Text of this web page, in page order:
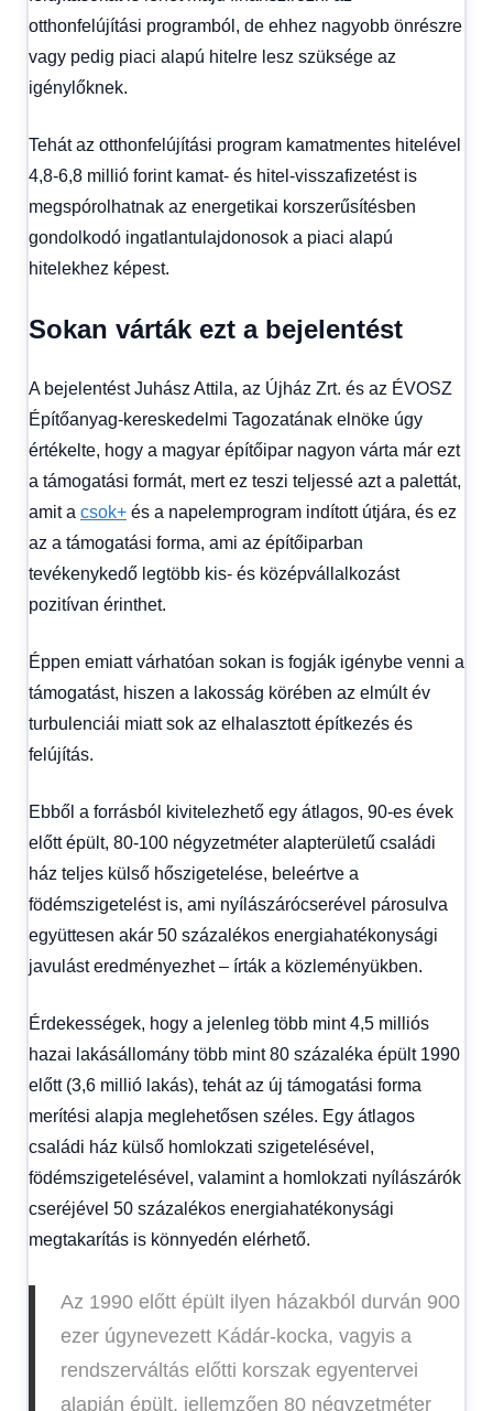
otthonfelújítási programból, de ehhez nagyobb önrészre
vagy pedig piaci alapú hitelre lesz szüksége az
igénylőknek.
Tehát az otthonfelújítási program kamatmentes hitelével
4,8-6,8 millió forint kamat- és hitel-visszafizetést is
megspórolhatnak az energetikai korszerűsítésben
gondolkodó ingatlantulajdonosok a piaci alapú
hitelekhez képest.
Sokan várták ezt a bejelentést
A bejelentést Juhász Attila, az Újház Zrt. és az ÉVOSZ
Építőanyag-kereskedelmi Tagozatának elnöke úgy
értékelte, hogy a magyar építőipar nagyon várta már ezt
a támogatási formát, mert ez teszi teljessé azt a palettát,
amit a csok+ és a napelemprogram indított útjára, és ez
az a támogatási forma, ami az építőiparban
tevékenykedő legtöbb kis- és középvállalkozást
pozitívan érinthet.
Éppen emiatt várhatóan sokan is fogják igénybe venni a
támogatást, hiszen a lakosság körében az elmúlt év
turbulenciái miatt sok az elhalasztott építkezés és
felújítás.
Ebből a forrásból kivitelezhető egy átlagos, 90-es évek
előtt épült, 80-100 négyzetméter alapterületű családi
ház teljes külső hőszigetelése, beleértve a
födémszigetelést is, ami nyílászárócserével párosulva
együttesen akár 50 százalékos energiahatékonysági
javulást eredményezhet – írták a közleményükben.
Érdekességek, hogy a jelenleg több mint 4,5 milliós
hazai lakásállomány több mint 80 százaléka épült 1990
előtt (3,6 millió lakás), tehát az új támogatási forma
merítési alapja meglehetősen széles. Egy átlagos
családi ház külső homlokzati szigetelésével,
födémszigetelésével, valamint a homlokzati nyílászárók
cseréjével 50 százalékos energiahatékonysági
megtakarítás is könnyedén elérhető.
Az 1990 előtt épült ilyen házakból durván 900
ezer úgynevezett Kádár-kocka, vagyis a
rendszerváltás előtti korszak egyentervei
alapján épült, jellemzően 80 négyzetméter